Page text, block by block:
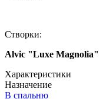
Створки:
Alvic "Luxe Magnolia"
Характеристики
Назначение
В спальню